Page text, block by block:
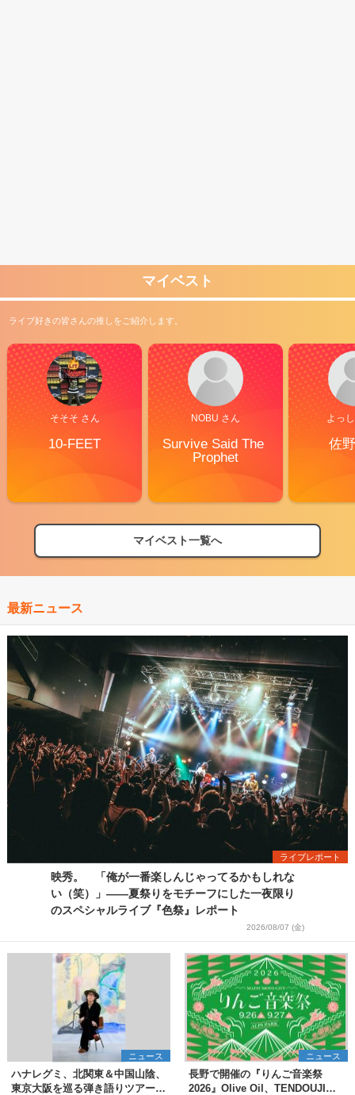
マイベスト
ライブ好きの皆さんの推しをご紹介します。
そそそ さん
10-FEET
NOBU さん
Survive Said The
Prophet
よっ
佐
マイベスト一覧へ
最新ニュース
ライブレポート
映秀。 「俺が一番楽しんじゃってるかもしれな
い（笑）」――夏祭りをモチーフにした一夜限り
のスペシャルライブ『色祭』レポート
2026/08/07 (金)
ニュース
ハナレグミ、北関東＆中国山陰、
東京大阪を巡る弾き語りツアー10
ニュース
長野で開催の『りんご音楽祭
2026』Olive Oil、TENDOUJIら